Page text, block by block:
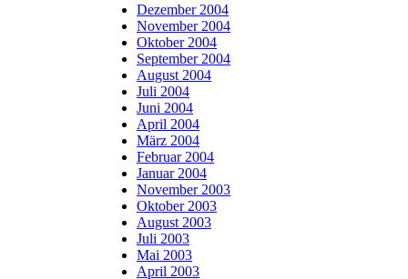
Dezember 2004
November 2004
Oktober 2004
September 2004
August 2004
Juli 2004
Juni 2004
April 2004
März 2004
Februar 2004
Januar 2004
November 2003
Oktober 2003
August 2003
Juli 2003
Mai 2003
April 2003